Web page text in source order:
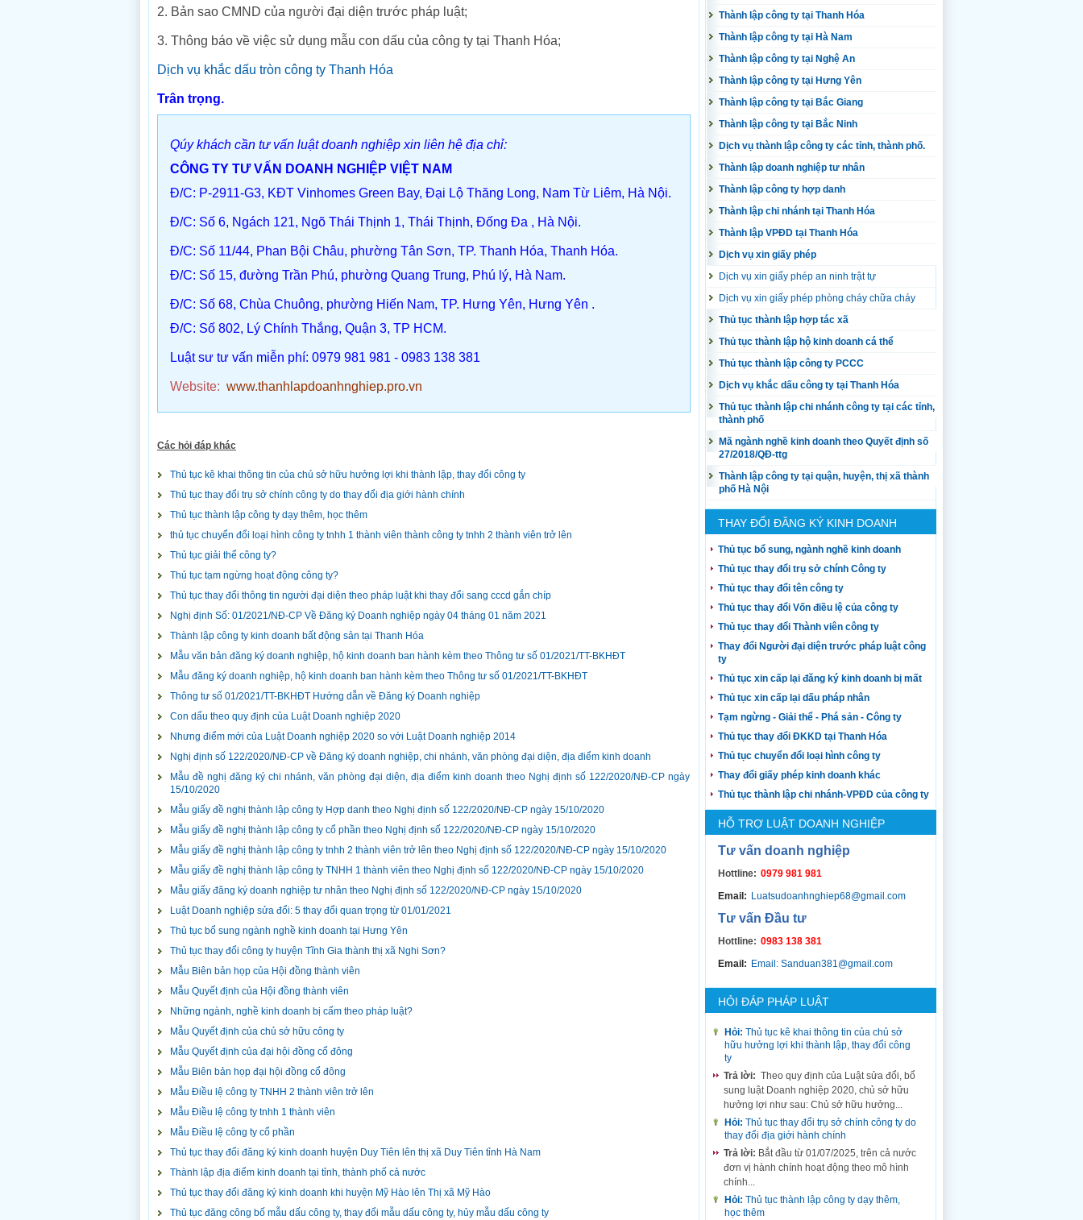
2. Bản sao CMND của người đại diện trước pháp luật;
3. Thông báo về việc sử dụng mẫu con dấu của công ty tại Thanh Hóa;
Dịch vụ khắc dấu tròn công ty Thanh Hóa
Trân trọng.
Qúy khách cần tư vấn luật doanh nghiệp xin liên hệ địa chỉ:
CÔNG TY TƯ VẤN DOANH NGHIỆP VIỆT NAM
Đ/C: P-2911-G3, KĐT Vinhomes Green Bay, Đại Lộ Thăng Long, Nam Từ Liêm, Hà Nội.
Đ/C: Số 6, Ngách 121, Ngõ Thái Thịnh 1, Thái Thịnh, Đống Đa , Hà Nội.
Đ/C: Số 11/44, Phan Bội Châu, phường Tân Sơn, TP. Thanh Hóa, Thanh Hóa.
Đ/C: Số 15, đường Trần Phú, phường Quang Trung, Phú lý, Hà Nam.
Đ/C: Số 68, Chùa Chuông, phường Hiến Nam, TP. Hưng Yên, Hưng Yên .
Đ/C: Số 802, Lý Chính Thắng, Quận 3, TP HCM.
Luật sư tư vấn miễn phí: 0979 981 981 - 0983 138 381
Website: www.thanhlapdoanhnghiep.pro.vn
Các hỏi đáp khác
Thủ tục kê khai thông tin của chủ sở hữu hưởng lợi khi thành lập, thay đổi công ty
Thủ tục thay đổi trụ sở chính công ty do thay đổi địa giới hành chính
Thủ tục thành lập công ty dạy thêm, học thêm
thủ tục chuyển đổi loại hình công ty tnhh 1 thành viên thành công ty tnhh 2 thành viên trở lên
Thủ tục giải thể công ty?
Thủ tục tạm ngừng hoạt động công ty?
Thủ tục thay đổi thông tin người đại diện theo pháp luật khi thay đổi sang cccd gắn chíp
Nghị định Số: 01/2021/NĐ-CP Về Đăng ký Doanh nghiệp ngày 04 tháng 01 năm 2021
Thành lập công ty kinh doanh bất động sản tại Thanh Hóa
Mẫu văn bản đăng ký doanh nghiệp, hộ kinh doanh ban hành kèm theo Thông tư số 01/2021/TT-BKHĐT
Mẫu đăng ký doanh nghiệp, hộ kinh doanh ban hành kèm theo Thông tư số 01/2021/TT-BKHĐT
Thông tư số 01/2021/TT-BKHĐT Hướng dẫn về Đăng ký Doanh nghiệp
Con dấu theo quy định của Luật Doanh nghiệp 2020
Nhưng điểm mới của Luật Doanh nghiệp 2020 so với Luật Doanh nghiệp 2014
Nghị định số 122/2020/NĐ-CP về Đăng ký doanh nghiệp, chi nhánh, văn phòng đại diện, địa điểm kinh doanh
Mẫu đề nghị đăng ký chi nhánh, văn phòng đại diện, địa điểm kinh doanh theo Nghị định số 122/2020/NĐ-CP ngày
15/10/2020
Mẫu giấy đề nghị thành lập công ty Hợp danh theo Nghị định số 122/2020/NĐ-CP ngày 15/10/2020
Mẫu giấy đề nghị thành lập công ty cổ phần theo Nghị định số 122/2020/NĐ-CP ngày 15/10/2020
Mẫu giấy đề nghị thành lập công ty tnhh 2 thành viên trở lên theo Nghị định số 122/2020/NĐ-CP ngày 15/10/2020
Mẫu giấy đề nghị thành lập công ty TNHH 1 thành viên theo Nghị định số 122/2020/NĐ-CP ngày 15/10/2020
Mẫu giấy đăng ký doanh nghiệp tư nhân theo Nghị định số 122/2020/NĐ-CP ngày 15/10/2020
Luật Doanh nghiệp sửa đổi: 5 thay đổi quan trọng từ 01/01/2021
Thủ tục bổ sung ngành nghề kinh doanh tại Hưng Yên
Thủ tục thay đổi công ty huyện Tĩnh Gia thành thị xã Nghi Sơn?
Mẫu Biên bản họp của Hội đồng thành viên
Mẫu Quyết định của Hội đồng thành viên
Những ngành, nghề kinh doanh bị cấm theo pháp luật?
Mẫu Quyết định của chủ sở hữu công ty
Mẫu Quyết định của đại hội đồng cổ đông
Mẫu Biên bản họp đại hội đồng cổ đông
Mẫu Điều lệ công ty TNHH 2 thành viên trở lên
Mẫu Điều lệ công ty tnhh 1 thành viên
Mẫu Điều lệ công ty cổ phần
Thủ tục thay đổi đăng ký kinh doanh huyện Duy Tiên lên thị xã Duy Tiên tỉnh Hà Nam
Thành lập địa điểm kinh doanh tại tỉnh, thành phố cả nước
Thủ tục thay đổi đăng ký kinh doanh khi huyện Mỹ Hào lên Thị xã Mỹ Hào
Thủ tục đăng công bố mẫu dấu công ty, thay đổi mẫu dấu công ty, hủy mẫu dấu công ty
Thành lập công ty tại Thanh Hóa
Thành lập công ty tại Hà Nam
Thành lập công ty tại Nghệ An
Thành lập công ty tại Hưng Yên
Thành lập công ty tại Bắc Giang
Thành lập công ty tại Bắc Ninh
Dịch vụ thành lập công ty các tỉnh, thành phố.
Thành lập doanh nghiệp tư nhân
Thành lập công ty hợp danh
Thành lập chi nhánh tại Thanh Hóa
Thành lập VPĐD tại Thanh Hóa
Dịch vụ xin giấy phép
Dịch vụ xin giấy phép an ninh trật tự
Dịch vụ xin giấy phép phòng cháy chữa cháy
Thủ tục thành lập hợp tác xã
Thủ tục thành lập hộ kinh doanh cá thể
Thủ tục thành lập công ty PCCC
Dịch vụ khắc dấu công ty tại Thanh Hóa
Thủ tục thành lập chi nhánh công ty tại các tỉnh,
thành phố
Mã ngành nghề kinh doanh theo Quyết định số
27/2018/QĐ-ttg
Thành lập công ty tại quận, huyện, thị xã thành
phố Hà Nội
THAY ĐỔI ĐĂNG KÝ KINH DOANH
Thủ tục bổ sung, ngành nghề kinh doanh
Thủ tục thay đổi trụ sở chính Công ty
Thủ tục thay đổi tên công ty
Thủ tục thay đổi Vốn điều lệ của công ty
Thủ tục thay đổi Thành viên công ty
Thay đổi Người đại diện trước pháp luật công
ty
Thủ tục xin cấp lại đăng ký kinh doanh bị mất
Thủ tục xin cấp lại dấu pháp nhân
Tạm ngừng - Giải thể - Phá sản - Công ty
Thủ tục thay đổi ĐKKD tại Thanh Hóa
Thủ tục chuyển đổi loại hình công ty
Thay đổi giấy phép kinh doanh khác
Thủ tục thành lập chi nhánh-VPĐD của công ty
HỖ TRỢ LUẬT DOANH NGHIỆP
Tư vấn doanh nghiệp
Hottline: 0979 981 981
Email: Luatsudoanhnghiep68@gmail.com
Tư vấn Đầu tư
Hottline: 0983 138 381
Email: Email: Sanduan381@gmail.com
HỎI ĐÁP PHÁP LUẬT
Hỏi: Thủ tục kê khai thông tin của chủ sở
hữu hưởng lợi khi thành lập, thay đổi công
ty
Trả lời: Theo quy định của Luật sửa đổi, bổ
sung luật Doanh nghiệp 2020, chủ sở hữu
hưởng lợi như sau: Chủ sở hữu hưởng...
Hỏi: Thủ tục thay đổi trụ sở chính công ty do
thay đổi địa giới hành chính
Trả lời: Bắt đầu từ 01/07/2025, trên cả nước
đơn vị hành chính hoạt động theo mô hình
chính...
Hỏi: Thủ tục thành lập công ty dạy thêm,
học thêm